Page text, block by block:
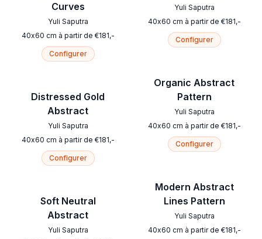
Curves
Yuli Saputra
40x60 cm à partir de €181,-
Configurer
Distressed Gold
Abstract
Yuli Saputra
40x60 cm à partir de €181,-
Configurer
Soft Neutral
Abstract
Yuli Saputra
Yuli Saputra
40x60 cm à partir de €181,-
Configurer
Organic Abstract
Pattern
Yuli Saputra
40x60 cm à partir de €181,-
Configurer
Modern Abstract
Lines Pattern
Yuli Saputra
40x60 cm à partir de €181,-